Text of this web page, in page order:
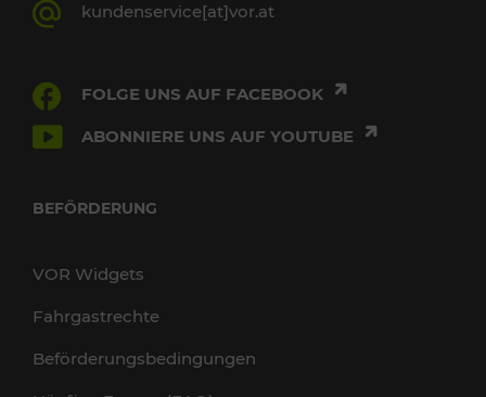
kundenservice[at]vor.at
FOLGE UNS AUF FACEBOOK
ABONNIERE UNS AUF YOUTUBE
BEFÖRDERUNG
VOR Widgets
Fahrgastrechte
Beförderungsbedingungen